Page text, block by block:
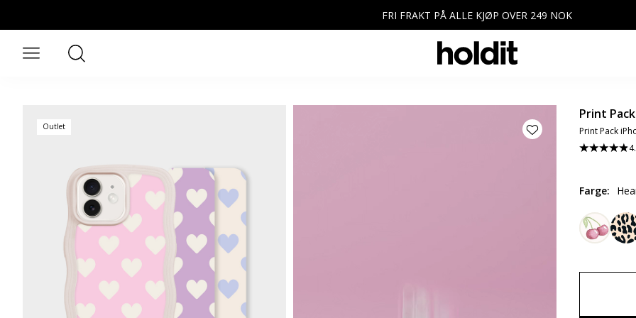
FRI FRAKT PÅ ALLE KJØP OVER 249 NOK
Åpne menySøk
Outlet
Print Pack
Print Pack
Farge: